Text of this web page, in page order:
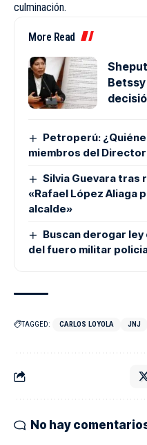
culminación.
More Read
Betssy
Petroperú:
miembros del
Silvia Guevara tras
«Rafael López Aliaga
alcalde»
Buscan derogar
del fuero militar
TAGGED: CARLOS LOYOLA JNJ
No hay